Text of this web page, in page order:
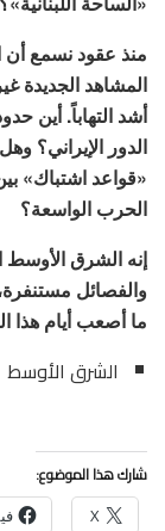
منذ عقود نسمع
المشاهد الجديدة
أشد التهاباً. أين
الدور الإيراني؟
«قواعد اشتباك»
الحرب الواسعة؟
إنه الشرق الأوسط
والفصائل مستنفرة،
ما أصعب أيام هذا
الشرق الأوسط
شارك هذا الموضوع:
X